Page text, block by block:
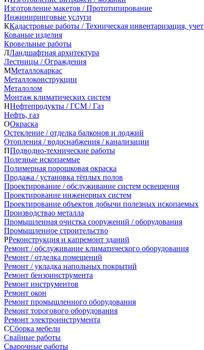
Изготовление макетов / Прототипирование
Инжиниринговые услуги
ККадастровые работы / Техническая инвентаризация, учет
Кованые изделия
Кровельные работы
ЛЛандшафтная архитектура
Лестницы / Ограждения
ММеталлокаркас
Металлоконструкции
Металолом
Монтаж климатических систем
ННефтепродукты / ГСМ / Газ
Нефть, газ
ООкраска
Остекление / отделка балконов и лоджий
Отопления / водоснабжения / канализации
ППодводно-технические работы
Полезные ископаемые
Полимерная порошковая окраска
Продажа / установка тёплых полов
Проектирование / обслуживание систем освещения
Проектирование инженерных систем
Проектирование объектов добычи полезных ископаемых
Производствао металла
Промышленная очистка сооружений / оборудования
Промышленное строительство
РРеконструкция и капремонт зданий
Ремонт / обслуживание климатического оборудования
Ремонт / отделка помещений
Ремонт / укладка напольных покрытий
Ремонт бензоинструмента
Ремонт инструментов
Ремонт окон
Ремонт промышленного оборудования
Ремонт торогового оборудования
Ремонт электроинструмента
ССборка мебели
Свайные работы
Сварочные работы